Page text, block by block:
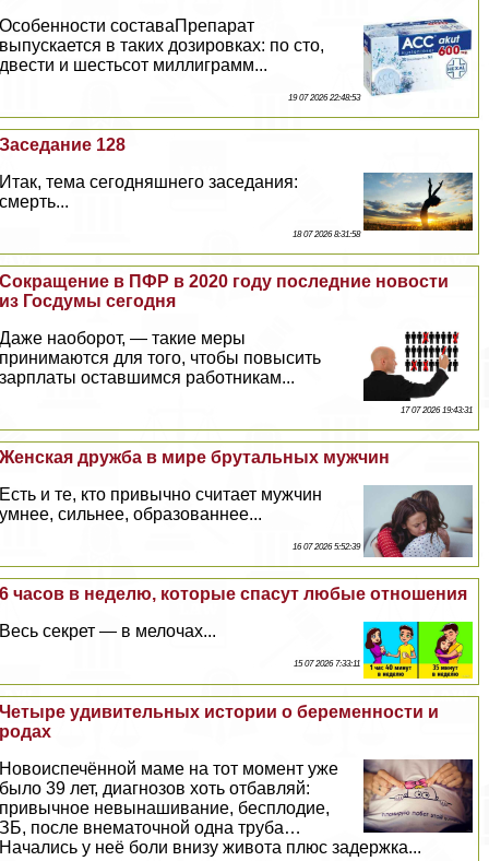
Особенности составаПрепарат
выпускается в таких дозировках: по сто,
двести и шестьсот миллиграмм...
19 07 2026 22:48:53
Заседание 128
Итак, тема сегодняшнего заседания:
cмepть...
18 07 2026 8:31:58
Сокращение в ПФР в 2020 году последние новости
из Госдумы сегодня
Даже наоборот, — такие меры
принимаются для того, чтобы повысить
зарплаты оставшимся работникам...
17 07 2026 19:43:31
Женская дружба в мире брутальных мужчин
Есть и те, кто привычно считает мужчин
умнее, сильнее, образованнее...
16 07 2026 5:52:39
6 часов в неделю, которые спасут любые отношения
Весь секрет — в мелочах...
15 07 2026 7:33:11
Четыре удивительных истории о беременности и
родах
Новоиспечённой маме на тот момент уже
было 39 лет, диагнозов хоть отбавляй:
привычное невынашивание, бесплодие,
ЗБ, после внематочной одна труба…
Начались у неё боли внизу живота плюс задержка...